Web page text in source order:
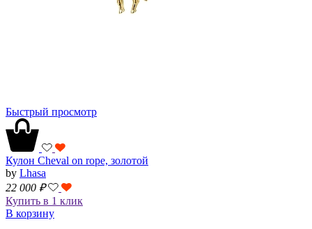
Быстрый просмотр
Кулон Cheval on rope, золотой
by Lhasa
22 000 ₽
Купить в 1 клик
В корзину